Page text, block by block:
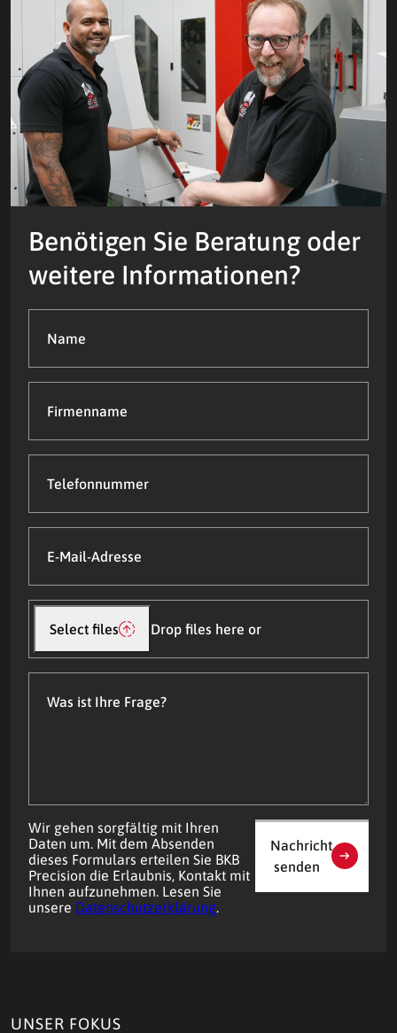
Benötigen Sie Beratung oder
weitere Informationen?
(Required)
Mail-
Datei(en)
hochladen
Drop files here or
Select files
Wir gehen sorgfältig mit Ihren
Daten um. Mit dem Absenden
dieses Formulars erteilen Sie BKB
Precision die Erlaubnis, Kontakt mit
Ihnen aufzunehmen. Lesen Sie
unsere Datenschutzerklärung.
Nachricht
senden
UNSER FOKUS